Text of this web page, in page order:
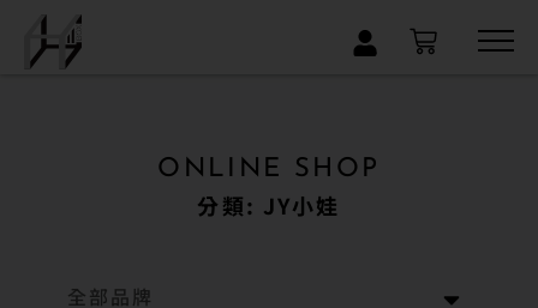
×
ONLINE SHOP
分類: JY小娃
全部品牌